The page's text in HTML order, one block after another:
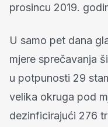
prosincu 2019.
U samo pet dana
mjere sprečavanja
u potpunosti 29
velika okruga pod
dezinficirajući 276